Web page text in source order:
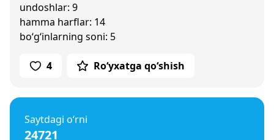
undoshlar: 9
hamma harflar: 14
bo‘g‘inlarning soni: 5
4 Ro‘yxatga qo‘shish
Saytdagi o‘rni
24721